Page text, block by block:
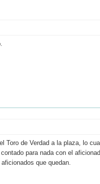
Toro de Verdad a la plaza, lo
para nada con el
que quedan.